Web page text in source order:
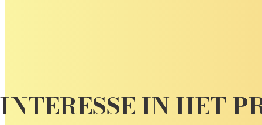
INTERESSE IN HET